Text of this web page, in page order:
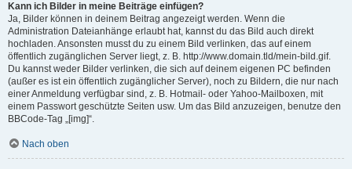
Kann ich Bilder in meine Beiträge einfügen?
Ja, Bilder können in deinem Beitrag angezeigt werden. Wenn die
Administration Dateianhänge erlaubt hat, kannst du das Bild auch direkt
hochladen. Ansonsten musst du zu einem Bild verlinken, das auf einem
öffentlich zugänglichen Server liegt, z. B. http://www.domain.tld/mein-bild.gif.
Du kannst weder Bilder verlinken, die sich auf deinem eigenen PC befinden
(außer es ist ein öffentlich zugänglicher Server), noch zu Bildern, die nur nach
einer Anmeldung verfügbar sind, z. B. Hotmail- oder Yahoo-Mailboxen, mit
einem Passwort geschützte Seiten usw. Um das Bild anzuzeigen, benutze den
BBCode-Tag „[img]“.
Nach oben